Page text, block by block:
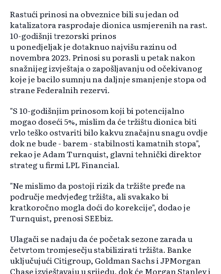
Rastući prinosi na obveznice bili su jedan od
katalizatora rasprodaje dionica usmjerenih na rast.
10-godišnji trezorski prinos
u ponedjeljak je dotaknuo najvišu razinu od
novembra 2023. Prinosi su porasli u petak nakon
snažnijeg izvještaja o zapošljavanju od očekivanog
koje je bacilo sumnju na daljnje smanjenje stopa od
strane Federalnih rezervi.
"S 10-godišnjim prinosom koji bi potencijalno
mogao doseći 5%, mislim da će tržištu dionica biti
vrlo teško ostvariti bilo kakvu značajnu snagu ovdje
dok ne bude - barem - stabilnosti kamatnih stopa",
rekao je Adam Turnquist, glavni tehnički direktor
strateg u firmi LPL Financial.
"Ne mislimo da postoji rizik da tržište pređe na
područje medvjeđeg tržišta, ali svakako bi
kratkoročno mogla doći do korekcije", dodao je
Turnquist, prenosi SEEbiz.
Ulagači se nadaju da će početak sezone zarada u
četvrtom tromjesečju stabilizirati tržišta. Banke
uključujući Citigroup, Goldman Sachs i JPMorgan
Chase izvještavaju u srijedu, dok će Morgan Stanley i